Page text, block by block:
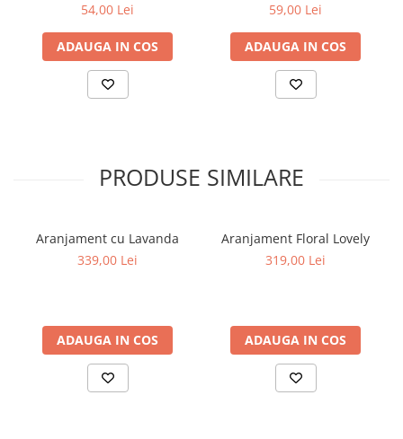
54,00 Lei
ADAUGA IN COS
59,00 Lei
ADAUGA IN COS
PRODUSE SIMILARE
Aranjament cu Lavanda
339,00 Lei
ADAUGA IN COS
Aranjament Floral Lovely
319,00 Lei
ADAUGA IN COS